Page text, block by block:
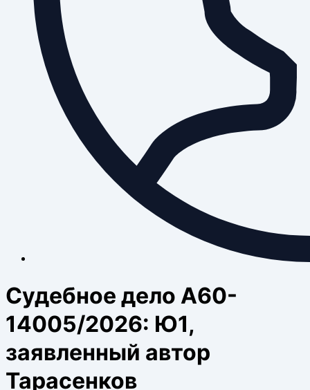
Судебное дело А60-
14005/2026: Ю1,
заявленный автор
Тарасенков